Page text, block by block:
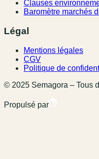
Clauses
Baromètre marchés
Légal
Mentions légales
CGV
Politique de
© 2025 Semagora – Tous
Propulsé par